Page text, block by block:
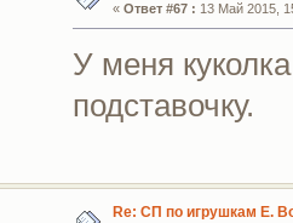
« Ответ #67 : 13 Май 2015,
У меня
подставочку.
Re: СП по игрушкам Е.